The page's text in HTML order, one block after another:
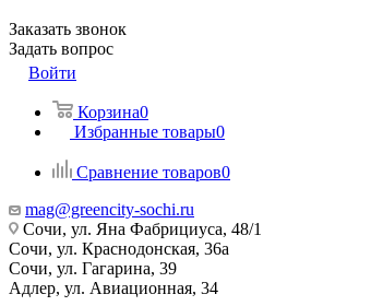
Заказать звонок
Задать вопрос
Войти
Корзина0
Избранные товары0
Сравнение товаров0
mag@greencity-sochi.ru
Сочи, ул. Яна Фабрициуса, 48/1
Сочи, ул. Краснодонская, 36а
Сочи, ул. Гагарина, 39
Адлер, ул. Авиационная, 34